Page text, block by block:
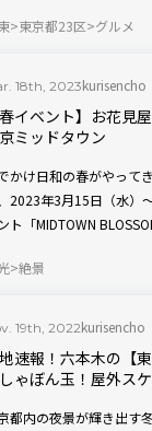
東京都23区 グルメ
18th, 2023kurisencho
春イベント】お花見
ミッドタウン
かけ日和の春がやって
2023年3月15日（水）
ト「MIDTOWN
旬頃まで優雅な春散歩
絶景
19th, 2022kurisencho
速報！六本木の【
ゃぼん玉！屋外ス
都内の夜景が輝き出す